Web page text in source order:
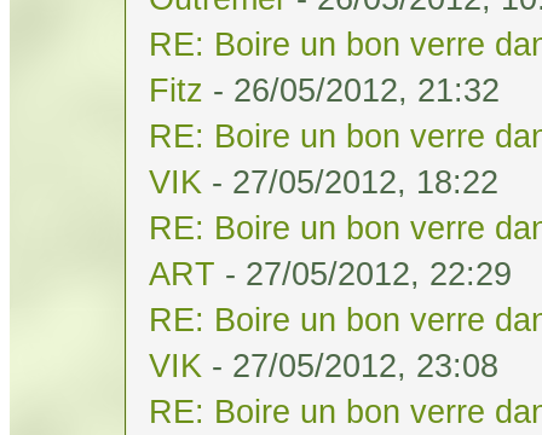
RE: Boire un bon verre
Fitz - 26/05/2012, 21:32
RE: Boire un bon verre
VIK - 27/05/2012, 18:22
RE: Boire un bon verre
ART - 27/05/2012, 22:29
RE: Boire un bon verre
VIK - 27/05/2012, 23:08
RE: Boire un bon verre